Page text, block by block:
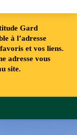
Gard
à l’adresse
et vos liens.
adresse vous
site.